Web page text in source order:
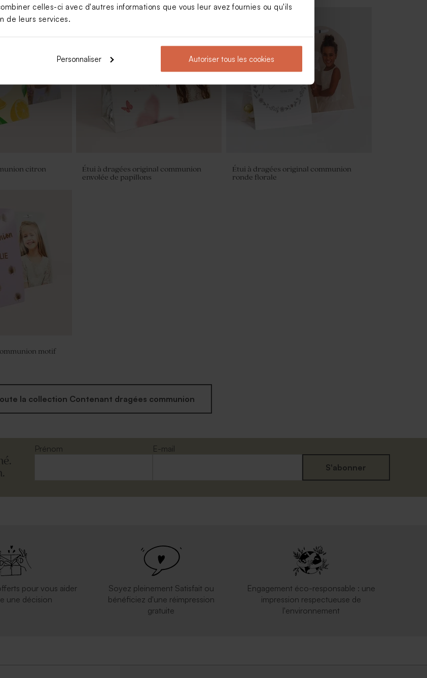
celles-ci avec d'autres informations que vous leur avez fournies ou qu'ils
de leurs services.
Personnaliser Autoriser tous les cookies
citron
Étui à dragées original communion
envolée de papillons
Étui à dragées original communion
ronde florale
motif
la collection Contenant dragées communion
Prénom
E-mail
S'abonner
pour vous aider
une décision
Soyez pleinement Satisfait ou
bénéficiez d'une réimpression
gratuite
Engagement éco-responsable : une
impression respectueuse de
l'environnement